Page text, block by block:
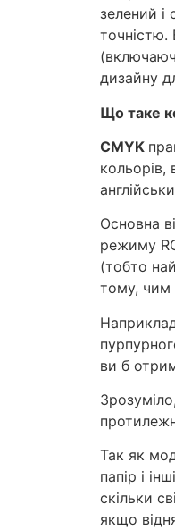
зелений і
точністю.
дизайну
Що таке
CMYK
кольорів,
Основна
режиму
(тобто
тому, чим
ви б
Так як
папір і
скільки
якщо